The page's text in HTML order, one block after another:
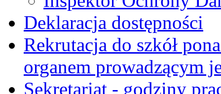
Deklaracja dostępności
Rekrutacja do szkół
organem prowadzącym
Sekretariat - godziny